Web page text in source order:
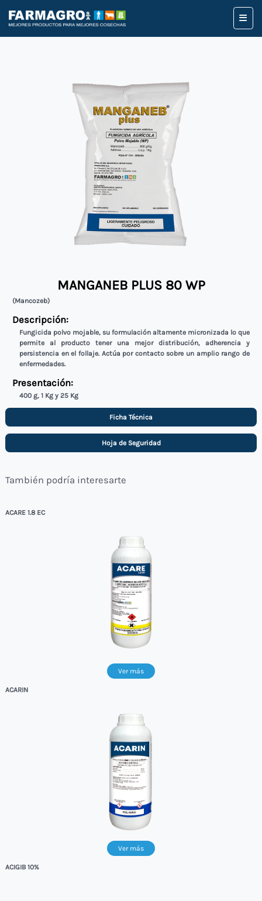
MANGANEB PLUS 80 WP
(Mancozeb)
Descripción:
Fungicida polvo mojable, su formulación altamente micronizada lo que
permite al producto tener una mejor distribución, adherencia y
persistencia en el follaje. Actúa por contacto sobre un amplio rango de
enfermedades.
Presentación:
400 g, 1 Kg y 25 Kg
Ficha Técnica
Hoja de Seguridad
También podría interesarte
ACARE 1.8 EC
Ver más
ACARIN
Ver más
ACIGIB 10%